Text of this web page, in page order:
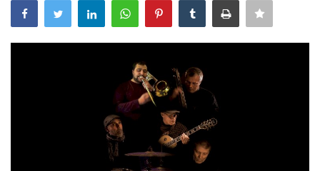
...by Descla
Desporto